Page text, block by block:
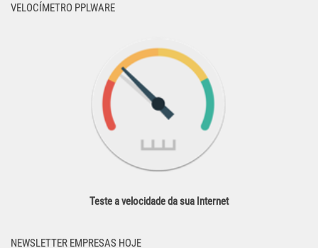
VELOCÍMETRO PPLWARE
Teste a velocidade da sua Internet
NEWSLETTER EMPRESAS HOJE